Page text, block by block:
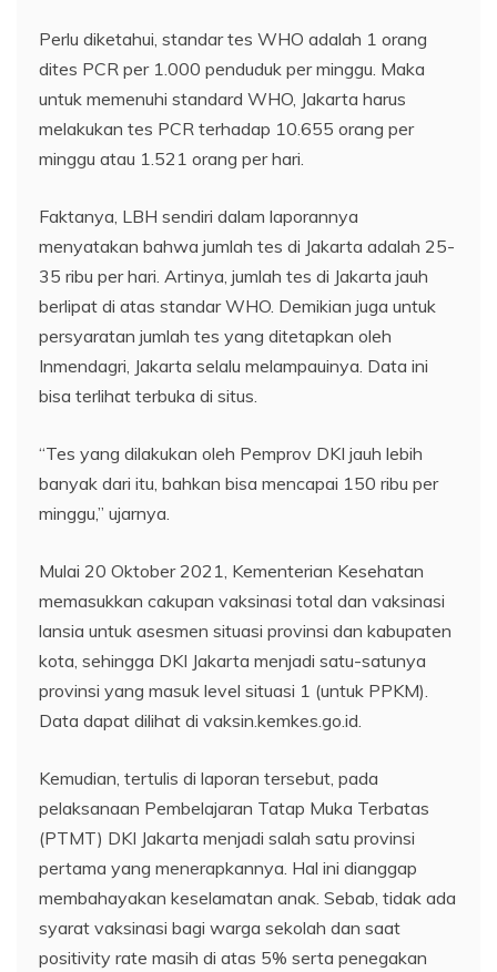
Perlu diketahui, standar tes WHO adalah 1 orang
dites PCR per 1.000 penduduk per minggu. Maka
untuk memenuhi standard WHO, Jakarta harus
melakukan tes PCR terhadap 10.655 orang per
minggu atau 1.521 orang per hari.
Faktanya, LBH sendiri dalam laporannya
menyatakan bahwa jumlah tes di Jakarta adalah 25-
35 ribu per hari. Artinya, jumlah tes di Jakarta jauh
berlipat di atas standar WHO. Demikian juga untuk
persyaratan jumlah tes yang ditetapkan oleh
Inmendagri, Jakarta selalu melampauinya. Data ini
bisa terlihat terbuka di situs.
“Tes yang dilakukan oleh Pemprov DKI jauh lebih
banyak dari itu, bahkan bisa mencapai 150 ribu per
minggu,” ujarnya.
Mulai 20 Oktober 2021, Kementerian Kesehatan
memasukkan cakupan vaksinasi total dan vaksinasi
lansia untuk asesmen situasi provinsi dan kabupaten
kota, sehingga DKI Jakarta menjadi satu-satunya
provinsi yang masuk level situasi 1 (untuk PPKM).
Data dapat dilihat di vaksin.kemkes.go.id.
Kemudian, tertulis di laporan tersebut, pada
pelaksanaan Pembelajaran Tatap Muka Terbatas
(PTMT) DKI Jakarta menjadi salah satu provinsi
pertama yang menerapkannya. Hal ini dianggap
membahayakan keselamatan anak. Sebab, tidak ada
syarat vaksinasi bagi warga sekolah dan saat
positivity rate masih di atas 5% serta penegakan